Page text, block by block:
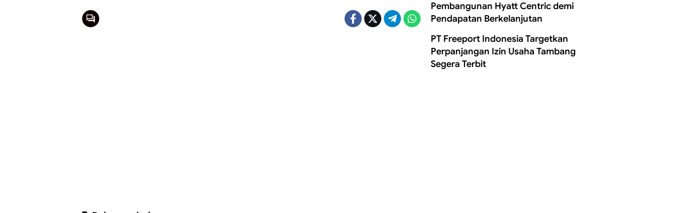
Pembangunan Hyatt Centric demi
Pendapatan Berkelanjutan
PT Freeport Indonesia Targetkan
Perpanjangan Izin Usaha Tambang
Segera Terbit